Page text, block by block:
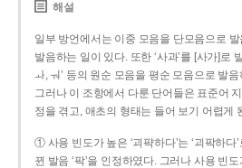
해설
일부 방언에서는 이중 모음을 단모음으로 발
발음하는 일이 있다. 또한 ‘사과’를 [사가]로
ㅘ, ㅝ’ 등의 원순 모음을 평순 모음으로 발
그러나 이 조항에서 다룬 단어들은 표준어
정을 겪고, 애초의 형태는 들어 보기 어렵게
① 사용 빈도가 높은 ‘괴퍅하다’는 ‘괴팍하다
뀐 발음 ‘팍’을 인정하였다. 그러나 사용 빈